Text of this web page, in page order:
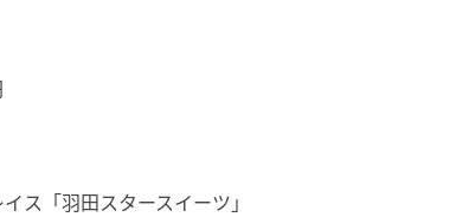
ス「羽田スタースイーツ」